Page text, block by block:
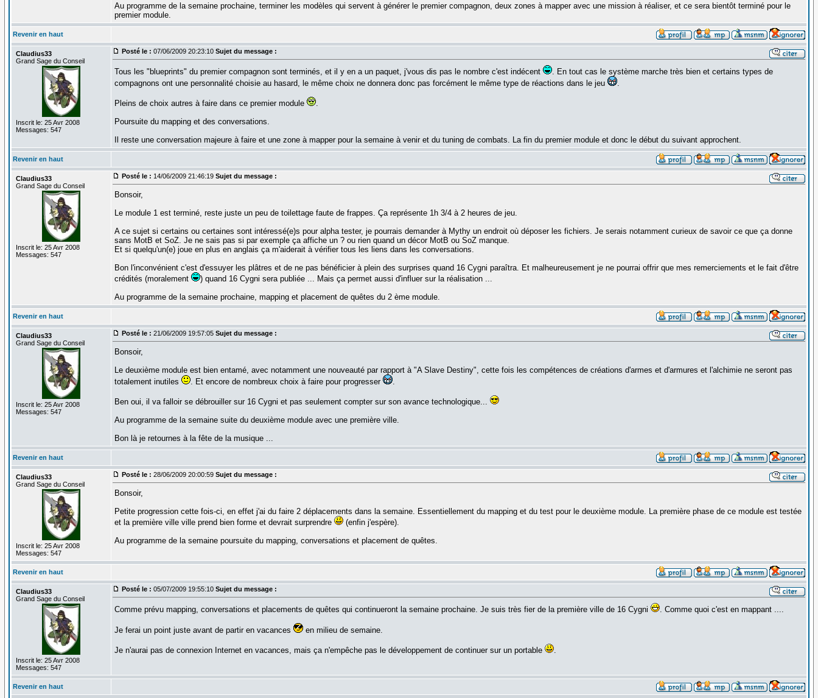
Au programme de la semaine prochaine, terminer les modèles qui servent à générer le premier compagnon, deux zones à mapper avec une mission à réaliser, et ce sera bientôt terminé pour le
premier module.
Revenir en haut
Claudius33
Grand Sage du Conseil
Inscrit le: 25 Avr 2008
Messages: 547
Posté le : 07/06/2009 20:23:10 Sujet du message :
Tous les "blueprints" du premier compagnon sont terminés, et il y en a un paquet, j'vous dis pas le nombre c'est indécent
. En tout cas le système marche très bien et certains types de
compagnons ont une personnalité choisie au hasard, le même choix ne donnera donc pas forcément le même type de réactions dans le jeu
.
Pleins de choix autres à faire dans ce premier module
.
Poursuite du mapping et des conversations.
Il reste une conversation majeure à faire et une zone à mapper pour la semaine à venir et du tuning de combats. La fin du premier module et donc le début du suivant approchent.
Revenir en haut
Claudius33
Grand Sage du Conseil
Inscrit le: 25 Avr 2008
Messages: 547
Posté le : 14/06/2009 21:46:19 Sujet du message :
Bonsoir,
Le module 1 est terminé, reste juste un peu de toilettage faute de frappes. Ça représente 1h 3/4 à 2 heures de jeu.
A ce sujet si certains ou certaines sont intéressé(e)s pour alpha tester, je pourrais demander à Mythy un endroit où déposer les fichiers. Je serais notamment curieux de savoir ce que ça donne
sans MotB et SoZ. Je ne sais pas si par exemple ça affiche un ? ou rien quand un décor MotB ou SoZ manque.
Et si quelqu'un(e) joue en plus en anglais ça m'aiderait à vérifier tous les liens dans les conversations.
Bon l'inconvénient c'est d'essuyer les plâtres et de ne pas bénéficier à plein des surprises quand 16 Cygni paraîtra. Et malheureusement je ne pourrai offrir que mes remerciements et le fait d'être
crédités (moralement
) quand 16 Cygni sera publiée ... Mais ça permet aussi d'influer sur la réalisation ...
Au programme de la semaine prochaine, mapping et placement de quêtes du 2 ème module.
Revenir en haut
Claudius33
Grand Sage du Conseil
Inscrit le: 25 Avr 2008
Messages: 547
Posté le : 21/06/2009 19:57:05 Sujet du message :
Bonsoir,
Le deuxième module est bien entamé, avec notamment une nouveauté par rapport à "A Slave Destiny", cette fois les compétences de créations d'armes et d'armures et l'alchimie ne seront pas
totalement inutiles
. Et encore de nombreux choix à faire pour progresser .
Ben oui, il va falloir se débrouiller sur 16 Cygni et pas seulement compter sur son avance technologique...
Au programme de la semaine suite du deuxième module avec une première ville.
Bon là je retournes à la fête de la musique ...
Revenir en haut
Claudius33
Grand Sage du Conseil
Inscrit le: 25 Avr 2008
Messages: 547
Posté le : 28/06/2009 20:00:59 Sujet du message :
Bonsoir,
Petite progression cette fois-ci, en effet j'ai du faire 2 déplacements dans la semaine. Essentiellement du mapping et du test pour le deuxième module. La première phase de ce module est testée
et la première ville ville prend bien forme et devrait surprendre
(enfin j'espère).
Au programme de la semaine poursuite du mapping, conversations et placement de quêtes.
Revenir en haut
Claudius33
Grand Sage du Conseil
Inscrit le: 25 Avr 2008
Messages: 547
Posté le : 05/07/2009 19:55:10 Sujet du message :
Comme prévu mapping, conversations et placements de quêtes qui continueront la semaine prochaine. Je suis très fier de la première ville de 16 Cygni . Comme quoi c'est en mappant ....
Je ferai un point juste avant de partir en vacances en milieu de semaine.
Je n'aurai pas de connexion Internet en vacances, mais ça n'empêche pas le développement de continuer sur un portable .
Revenir en haut